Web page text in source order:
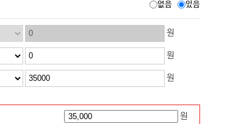
없음 있음
원
원
원
원